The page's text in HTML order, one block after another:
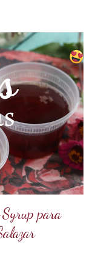
de diferentes
un Ganache, que
y otra parte
de lo que es un
(Proporción 3x1)
resistir climas
(crema para batir
Coloca el chocolate
para